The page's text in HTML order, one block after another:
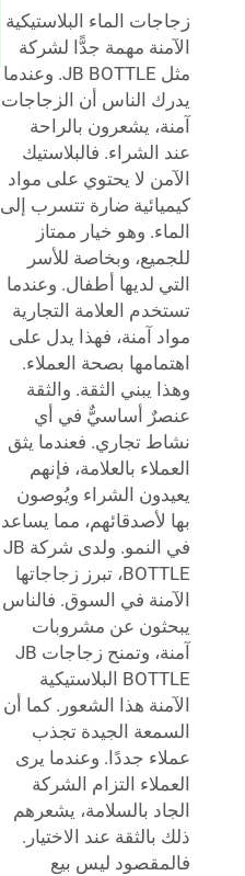
زجاجات الماء البلاستيكية
الآمنة مهمة جدًّا لشركة
مثل JB BOTTLE. وعندما
يدرك الناس أن الزجاجات
آمنة، يشعرون بالراحة
عند الشراء. فالبلاستيك
الآمن لا يحتوي على مواد
كيميائية ضارة تتسرب إلى
الماء. وهو خيار ممتاز
للجميع، وبخاصة للأسر
التي لديها أطفال. وعندما
تستخدم العلامة التجارية
مواد آمنة، فهذا يدل على
اهتمامها بصحة العملاء.
وهذا يبني الثقة. والثقة
عنصرٌ أساسيٌّ في أي
نشاط تجاري. فعندما يثق
العملاء بالعلامة، فإنهم
يعيدون الشراء ويُوصون
بها لأصدقائهم، مما يساعد
في النمو. ولدى شركة JB
BOTTLE، تبرز زجاجاتها
الآمنة في السوق. فالناس
يبحثون عن مشروبات
آمنة، وتمنح زجاجات JB
BOTTLE البلاستيكية
الآمنة هذا الشعور. كما أن
السمعة الجيدة تجذب
عملاء جددًا. وعندما يرى
العملاء التزام الشركة
الجاد بالسلامة، يشعرهم
ذلك بالثقة عند الاختيار.
فالمقصود ليس بيع